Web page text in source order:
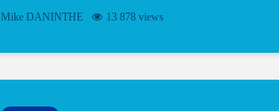
Désormais, il est possible de prendre rendez-
Mike DANINTHE 13 878 views